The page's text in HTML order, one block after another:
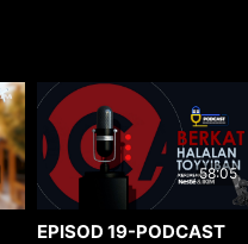
58:05
EPISOD 19-PODCAST